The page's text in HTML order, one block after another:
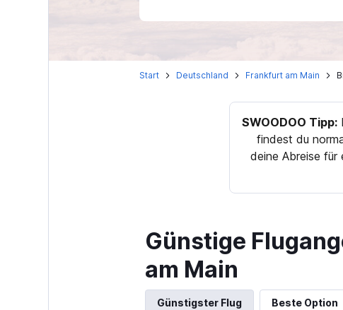
Start Deutschland Frankfurt am Main
SWOODOO Tipp:
findest du
deine Abreise
Günstige
am Main
Günstigster Flug Beste Option